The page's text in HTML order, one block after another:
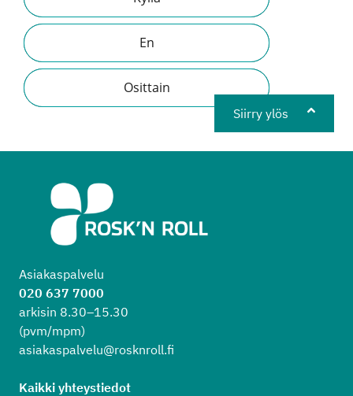
En
Osittain
Siirry ylös
Asiakaspalvelu
020 637 7000
arkisin 8.30–15.30
(pvm/mpm)
asiakaspalvelu@rosknroll.fi
Kaikki yhteystiedot